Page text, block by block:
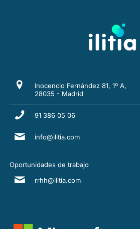
Inocencio Fernández 81, 1º A,
28035 - Madrid
91 386 05 06
info@ilitia.com
Oportunidades de trabajo
rrhh@ilitia.com